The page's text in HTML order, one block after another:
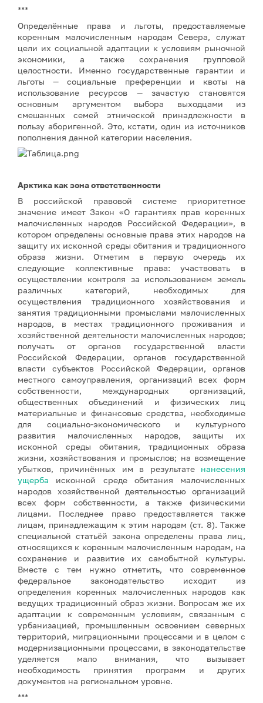
***
Определённые права и льготы, предоставляемые
коренным малочисленным народам Севера, служат
цели их социальной адаптации к условиям рыночной
экономики, а также сохранения групповой
целостности. Именно государственные гарантии и
льготы — социальные преференции и квоты на
использование ресурсов — зачастую становятся
основным аргументом выбора выходцами из
смешанных семей этнической принадлежности в
пользу аборигенной. Это, кстати, один из источников
пополнения данной категории населения.
Арктика как зона ответственности
В российской правовой системе приоритетное
значение имеет Закон «О гарантиях прав коренных
малочисленных народов Российской Федерации», в
котором определены основные права этих народов на
защиту их исконной среды обитания и традиционного
образа жизни. Отметим в первую очередь их
следующие коллективные права: участвовать в
осуществлении контроля за использованием земель
различных категорий, необходимых для
осуществления традиционного хозяйствования и
занятия традиционными промыслами малочисленных
народов, в местах традиционного проживания и
хозяйственной деятельности малочисленных народов;
получать от органов государственной власти
Российской Федерации, органов государственной
власти субъектов Российской Федерации, органов
местного самоуправления, организаций всех форм
собственности, международных организаций,
общественных объединений и физических лиц
материальные и финансовые средства, необходимые
для социально-экономического и культурного
развития малочисленных народов, защиты их
исконной среды обитания, традиционных образа
жизни, хозяйствования и промыслов; на возмещение
убытков, причинённых им в результате нанесения
ущерба исконной среде обитания малочисленных
народов хозяйственной деятельностью организаций
всех форм собственности, а также физическими
лицами. Последнее право предоставляется также
лицам, принадлежащим к этим народам (ст. 8). Также
специальной статьёй закона определены права лиц,
относящихся к коренным малочисленным народам, на
сохранение и развитие их самобытной культуры.
Вместе с тем нужно отметить, что современное
федеральное законодательство исходит из
определения коренных малочисленных народов как
ведущих традиционный образ жизни. Вопросам же их
адаптации к современным условиям, связанным с
урбанизацией, промышленным освоением северных
территорий, миграционными процессами и в целом с
модернизационными процессами, в законодательстве
уделяется мало внимания, что вызывает
необходимость принятия программ и других
документов на региональном уровне.
***